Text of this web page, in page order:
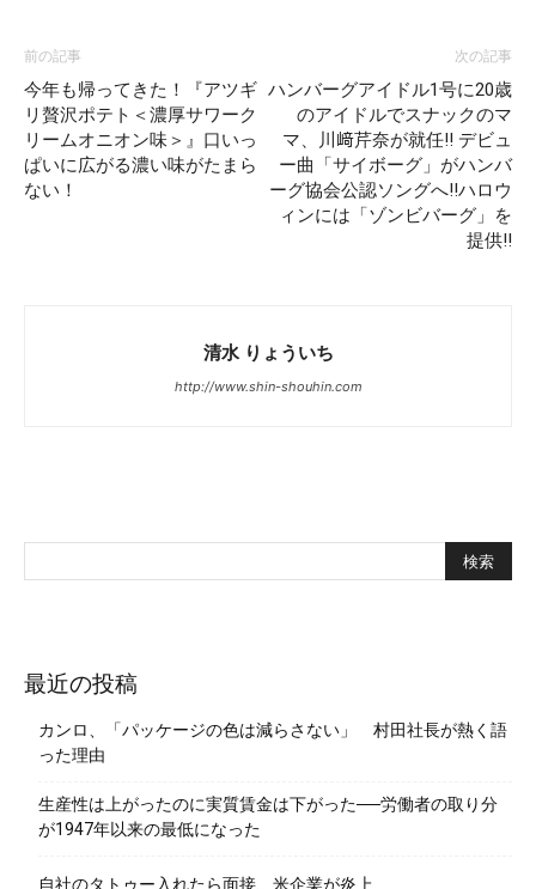
前の記事
今年も帰ってきた！『アツギ
リ贅沢ポテト＜濃厚サワーク
リームオニオン味＞』口いっ
ぱいに広がる濃い味がたまら
ない！
次の記事
ハンバーグアイドル1号に20歳
のアイドルでスナックのマ
マ、川﨑芹奈が就任!! デビュ
ー曲「サイボーグ」がハンバ
ーグ協会公認ソングへ!!ハロウ
ィンには「ゾンビバーグ」を
提供!!
清水 りょういち
http://www.shin-shouhin.com
最近の投稿
カンロ、「パッケージの色は減らさない」 村田社長が熱く語
った理由
生産性は上がったのに実質賃金は下がった──労働者の取り分
が1947年以来の最低になった
自社のタトゥー入れたら面接、米企業が炎上